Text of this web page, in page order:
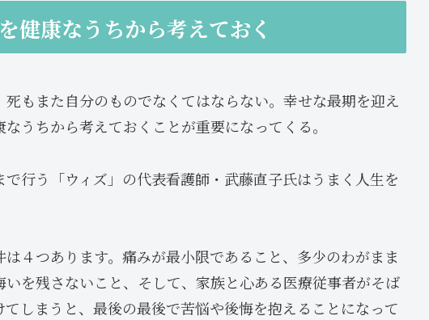
健康なうちから考えておく
もまた自分のものでなくてはならない。幸せな最期を迎え
うちから考えておくことが重要になってくる。
行う「ウィズ」の代表看護師・武藤直子氏はうまく人生を
は４つあります。痛みが最小限であること、多少のわがまま
を残さないこと、そして、家族と心ある医療従事者がそば
しまうと、最後の最後で苦悩や後悔を抱えることになって